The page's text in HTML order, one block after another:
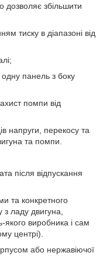
дозволяє збільшити
тиску в діапазоні від
панель з боку
помпи від
напруги, перекосу та
та помпи.
після відпускання
та конкретного
ладу двигуна,
виробника і сам
центрі).
або нержавіючої